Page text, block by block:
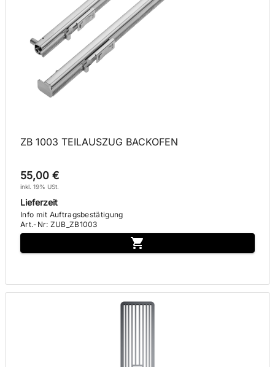
ZB 1003 TEILAUSZUG BACKOFEN
55,00 €
inkl. 19% USt.
Lieferzeit
Info mit Auftragsbestätigung
Art.-Nr: ZUB_ZB1003